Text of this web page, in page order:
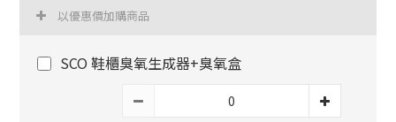
以優惠價加購商品
SCO 鞋櫃臭氧生成器+臭氧盒